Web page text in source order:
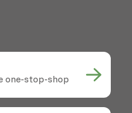
one-stop-shop